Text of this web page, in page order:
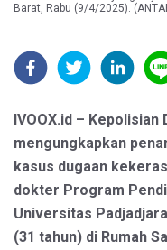
Barat, Rabu (9/4/2025).
IVOOX.id – Kepolisian
mengungkapkan
kasus dugaan
dokter Program
Universitas
(31 tahun) di Rumah